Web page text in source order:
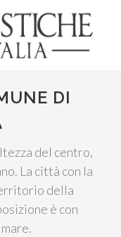
DI
del centro,
La città con la
della
è con